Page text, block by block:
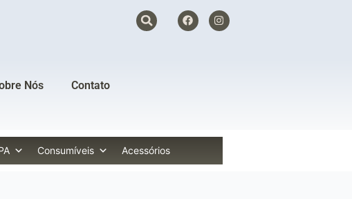
F
a
c
I
n
s
Nós Contato
Consumíveis Acessórios